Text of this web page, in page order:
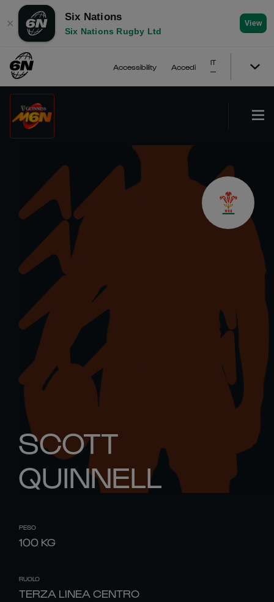
✕
Six Nations
Six Nations Rugby Ltd
View
Accessibility Accedi
IT
SCOTT
QUINNELL
PESO
100 KG
RUOLO
TERZA LINEA CENTRO